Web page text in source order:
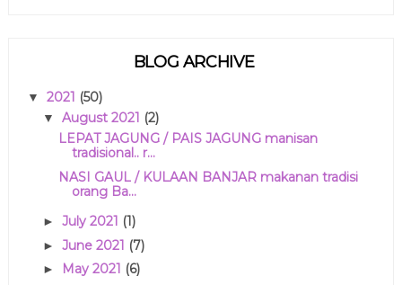
BLOG ARCHIVE
▼ 2021 (50)
▼ August 2021 (2)
LEPAT JAGUNG / PAIS JAGUNG manisan
tradisional.. r...
NASI GAUL / KULAAN BANJAR makanan tradisi
orang Ba...
► July 2021 (1)
► June 2021 (7)
► May 2021 (6)